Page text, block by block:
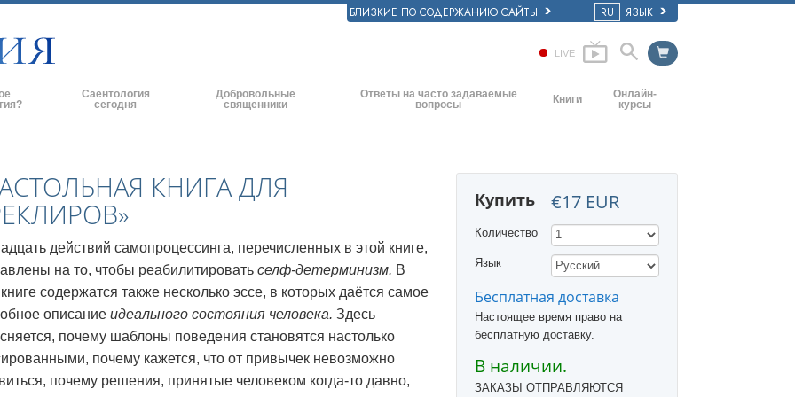
БЛИЗКИЕ ПО СОДЕРЖАНИЮ САЙТЫ RU ЯЗЫК
LIVE
говорят о
Саентологии
Саентология
сегодня
Продвинутые организации
Наземная база Флага
«Фривиндз»
Распространение Саентологии по
всему миру
саентологической религии
Добровольные
священники
По всему миру
Ответы на часто задаваемые
вопросы
Саентология: её организация
Книги
Вводные лекции
Фильмы
Онлайн-
курсы
Динамики существования
Компоненты понимания
Как противостоять опасному
Целостность и честность
Шкала эмоциональных тонов
КНИГА ДЛЯ
действий самопроцессинга, перечисленных в этой книге,
на то, чтобы реабилитировать селф-детерминизм. В
содержатся также несколько эссе, в которых даётся самое
описание идеального состояния человека. Здесь
почему шаблоны поведения становятся настолько
почему кажется, что от привычек невозможно
почему решения, принятые человеком когда-то давно,
Купить €17 EUR
Количество
Язык
Бесплатная доставка
Настоящее время право на
бесплатную доставку.
В наличии.
ЗАКАЗЫ ОТПРАВЛЯЮТСЯ